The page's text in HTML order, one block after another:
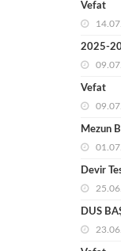
Vefat
2025-
Vefat
Mezun
Devir
DUS